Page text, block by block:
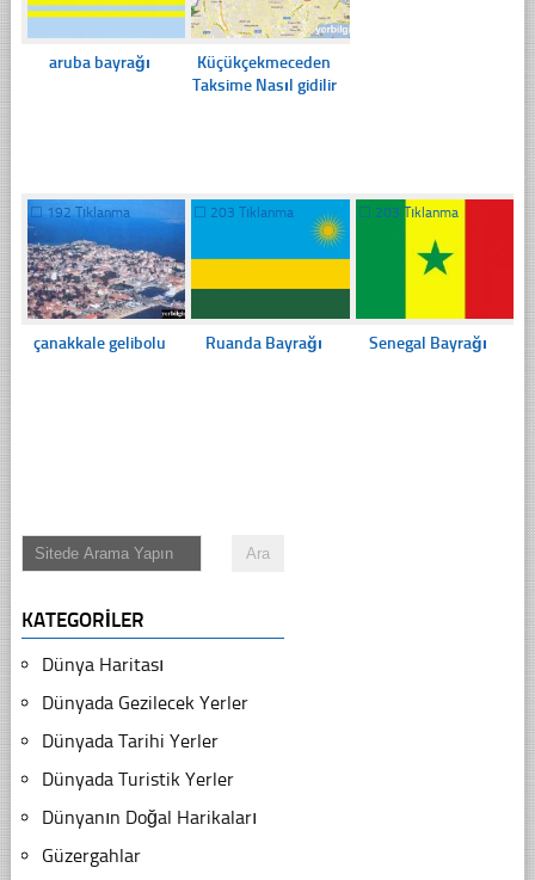
aruba bayrağı
Küçükçekmeceden
Taksime Nasıl gidilir
☐ 192 Tıklanma
çanakkale gelibolu
☐ 203 Tıklanma
Ruanda Bayrağı
☐ 203 Tıklanma
Senegal Bayrağı
KATEGORILER
Dünya Haritası
Dünyada Gezilecek Yerler
Dünyada Tarihi Yerler
Dünyada Turistik Yerler
Dünyanın Doğal Harikaları
Güzergahlar